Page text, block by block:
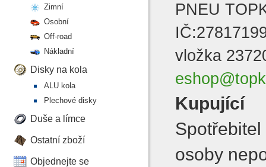
Zimní
Osobní
Off-road
Nákladní
Disky na kola
ALU kola
Plechové disky
Duše a límce
Ostatní zboží
Objednejte se
PNEU
vložka
Kupující
osoby